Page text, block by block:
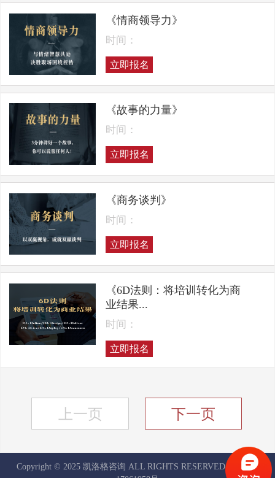
《情商领导力》
时间：
立即报名
《故事的力量》
时间：
立即报名
《商务谈判》
时间：
立即报名
《6D法则：将培训转化为商
业结果...
时间：
立即报名
上一页 下一页
Copyright © 2025 凯洛格咨询 ALL RIGHTS RESERVED
京ICP备